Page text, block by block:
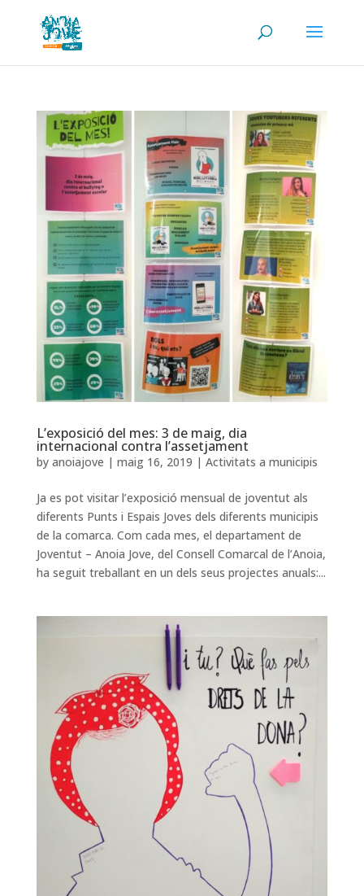
L’exposició del mes: 3 de maig, dia
internacional contra l’assetjament
by anoiajove | maig 16, 2019 | Activitats a municipis
Ja es pot visitar l’exposició mensual de joventut als
diferents Punts i Espais Joves dels diferents municipis
de la comarca. Com cada mes, el departament de
Joventut – Anoia Jove, del Consell Comarcal de l’Anoia,
ha seguit treballant en un dels seus projectes anuals:...